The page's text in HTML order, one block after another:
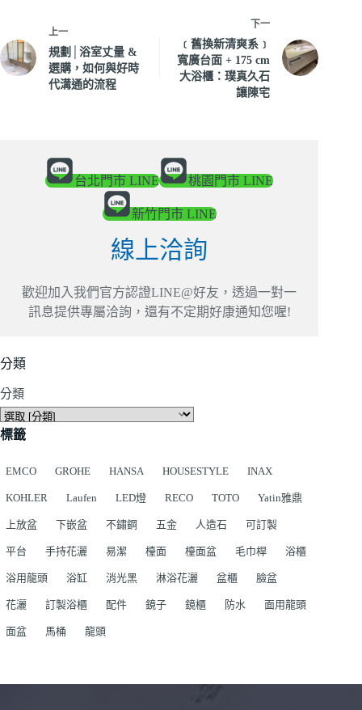
上一
規劃│浴室丈量 &
選購，如何與好時
代溝通的流程
下一
﹝舊換新清爽系﹞
寬廣台面 + 175 cm
大浴櫃：璞真久石
讓陳宅
台北門市 LINE 桃園門市 LINE
新竹門市 LINE
線上洽詢
歡迎加入我們官方認證LINE@好友，透過一對一
訊息提供專屬洽詢，還有不定期好康通知您喔!
分類
分類
標籤
EMCO GROHE HANSA HOUSESTYLE INAX
KOHLER Laufen LED燈 RECO TOTO Yatin雅鼎
上放盆 下嵌盆 不鏽鋼 五金 人造石 可訂製
平台 手持花灑 易潔 檯面 檯面盆 毛巾桿 浴櫃
浴用龍頭 浴缸 消光黑 淋浴花灑 盆櫃 臉盆
花灑 訂製浴櫃 配件 鏡子 鏡櫃 防水 面用龍頭
面盆 馬桶 龍頭